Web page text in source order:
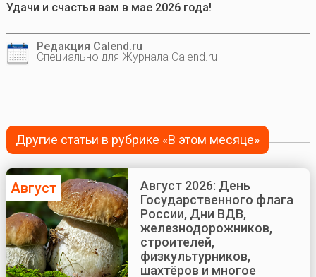
Удачи и счастья вам в мае 2026 года!
Редакция Calend.ru
Специально для Журнала Calend.ru
Другие статьи в рубрике «В этом месяце»
Август
Август 2026: День
Государственного флага
России, Дни ВДВ,
железнодорожников,
строителей,
физкультурников,
шахтёров и многое